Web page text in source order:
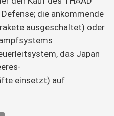
die ankommende
ausgeschaltet) oder
das Japan
einsetzt) auf